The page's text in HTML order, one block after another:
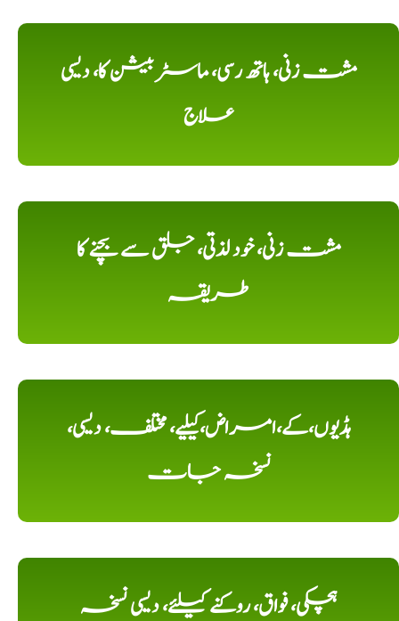
مشت زنی، ہاتھ رسی، ماسٹر بیشن کا، دیسی
علاج
مشت زنی، خود لذتی، جلق سے بچنے کا
طریقہ
ہڈیوں،کے،امراض،کیلیے، مختلف، دیسی،
نسخہ جات
ہچکی، فواق، روکنے کیلئے، دیسی نسخہ